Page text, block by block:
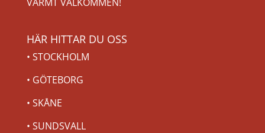
HÄR HITTAR DU OSS
• STOCKHOLM
• GÖTEBORG
• SKÅNE
• SUNDSVALL